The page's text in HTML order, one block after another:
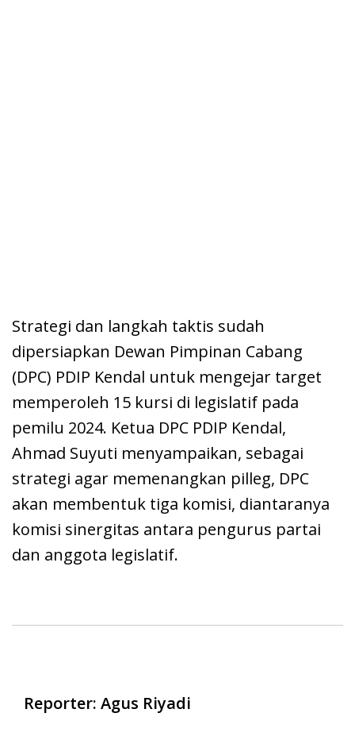
Strategi dan langkah taktis sudah
dipersiapkan Dewan Pimpinan Cabang
(DPC) PDIP Kendal untuk mengejar target
memperoleh 15 kursi di legislatif pada
pemilu 2024. Ketua DPC PDIP Kendal,
Ahmad Suyuti menyampaikan, sebagai
strategi agar memenangkan pilleg, DPC
akan membentuk tiga komisi, diantaranya
komisi sinergitas antara pengurus partai
dan anggota legislatif.
Reporter: Agus Riyadi